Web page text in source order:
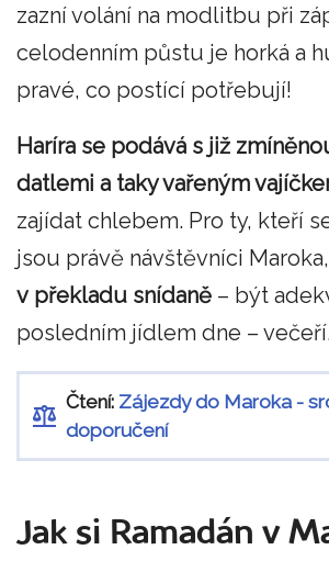
zazní volání na modlitbu při
celodenním půstu je horká a
pravé, co postící potřebují!
Haríra se podává s již
datlemi a taky vařeným
zajídat chlebem. Pro ty, kteří
jsou právě návštěvníci
v překladu snídaně – být
posledním jídlem dne – večeří.
Čtení: Zájezdy do Maroka -
doporučení
Jak si Ramadán v